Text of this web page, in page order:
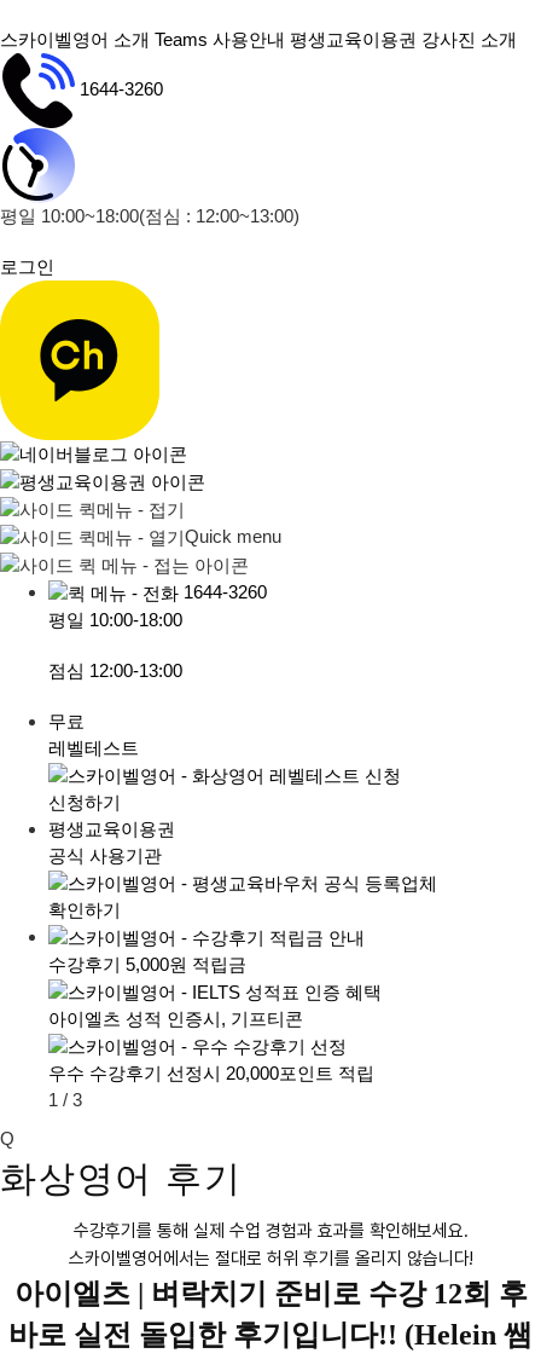
스카이벨영어 소개 Teams 사용안내 평생교육이용권 강사진 소개
1644-3260
평일 10:00~18:00(점심 : 12:00~13:00)
로그인
Quick menu
1644-3260
평일 10:00-18:00
점심 12:00-13:00
무료
레벨테스트
신청하기
평생교육이용권
공식 사용기관
확인하기
수강후기 5,000원 적립금
아이엘츠 성적 인증시, 기프티콘
우수 수강후기 선정시 20,000포인트 적립
1 / 3
Q
화상영어 후기
수강후기를 통해 실제 수업 경험과 효과를 확인해보세요.
스카이벨영어에서는 절대로 허위 후기를 올리지 않습니다!
아이엘츠 | 벼락치기 준비로 수강 12회 후
바로 실전 돌입한 후기입니다!! (Helein 쌤